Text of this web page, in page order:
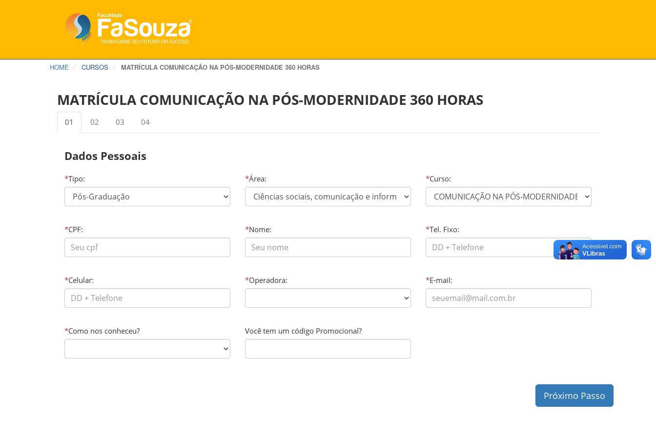
HOME CURSOS MATRÍCULA COMUNICAÇÃO NA PÓS-MODERNIDADE 360 HORAS
MATRÍCULA COMUNICAÇÃO NA PÓS-MODERNIDADE 360 HORAS
01 02 03 04
Dados Pessoais
*Tipo: *Área: *Curso:
*CPF: *Nome: *Tel. Fixo:
*Celular: *Operadora: *E-mail:
*Como nos conheceu? Você tem um código Promocional?
Próximo Passo